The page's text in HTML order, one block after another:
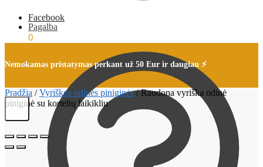
Pagalba
Facebook
0
Nemokamas pristatymas perkant už 50 Eur ir daugiau ⚡
Pradžia /Vyriškos odinės piniginės/Raudona vyriška odinė
piniginė su kortelių laikikliu